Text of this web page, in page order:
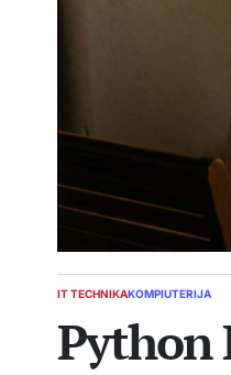
POSTED
IT TECHNIKAKOMPIUTERIJA
Python